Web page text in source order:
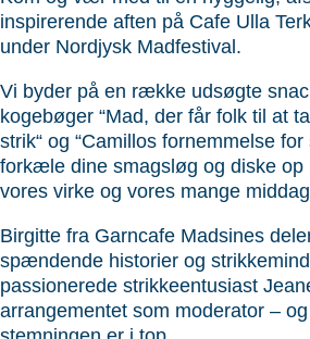
inspirerende aften på Cafe Ulla
under Nordjysk Madfestival.
Vi byder på en række udsøgte
kogebøger “Mad, der får folk til at
strik“ og “Camillos fornemmelse for
forkæle dine smagsløg og diske op
vores virke og vores mange
Birgitte fra Garncafe Madsines
spændende historier og
passionerede strikkeentusiast
arrangementet som moderator –